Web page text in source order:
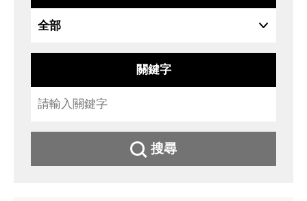
關鍵字
搜尋